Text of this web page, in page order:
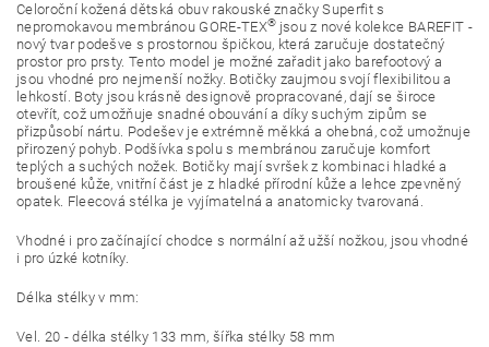
Celoroční kožená dětská obuv rakouské značky Superfit s
nepromokavou membránou GORE-TEX® jsou z nové kolekce BAREFIT -
nový tvar podešve s prostornou špičkou, která zaručuje dostatečný
prostor pro prsty. Tento model je možné zařadit jako barefootový a
jsou vhodné pro nejmenší nožky. Botičky zaujmou svojí flexibilitou a
lehkostí. Boty jsou krásně designově propracované, dají se široce
otevřít, což umožňuje snadné obouvání a díky suchým zipům se
přizpůsobí nártu. Podešev je extrémně měkká a ohebná, což umožnuje
přirozený pohyb. Podšívka spolu s membránou zaručuje komfort
teplých a suchých nožek. Botičky mají svršek z kombinaci hladké a
broušené kůže, vnitřní část je z hladké přírodní kůže a lehce zpevněný
opatek. Fleecová stélka je vyjímatelná a anatomicky tvarovaná.
Vhodné i pro začínající chodce s normální až užší nožkou, jsou vhodné
i pro úzké kotníky.
Délka stélky v mm:
Vel. 20 - délka stélky 133 mm, šířka stélky 58 mm